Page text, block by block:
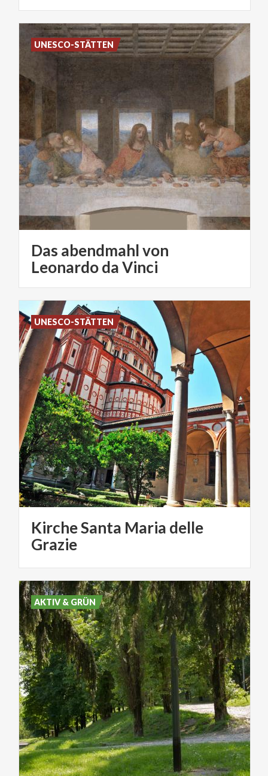
Das abendmahl von
Leonardo da Vinci
UNESCO-STÄTTEN
Kirche Santa Maria delle
Grazie
UNESCO-STÄTTEN
AKTIV & GRÜN